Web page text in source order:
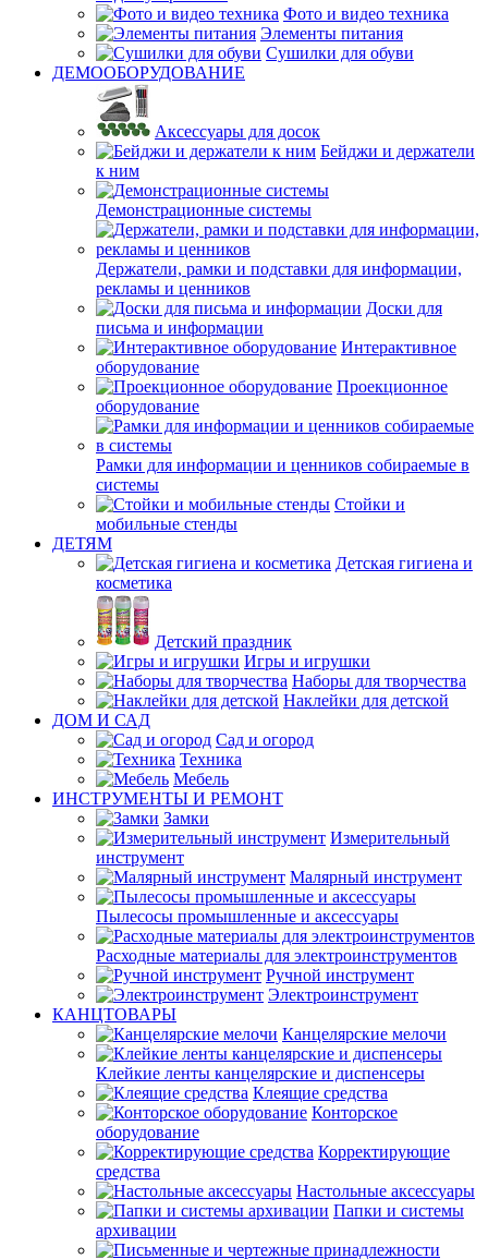
Фото и видео техника
Элементы питания
Сушилки для обуви
ДЕМООБОРУДОВАНИЕ
Аксессуары для досок
Бейджи и держатели
к ним
Демонстрационные системы
Держатели, рамки и подставки для информации,
рекламы и ценников
Доски для
письма и информации
Интерактивное
оборудование
Проекционное
оборудование
Рамки для информации и ценников собираемые в
системы
Стойки и
мобильные стенды
ДЕТЯМ
Детская гигиена и
косметика
Детский праздник
Игры и игрушки
Наборы для творчества
Наклейки для детской
ДОМ И САД
Сад и огород
Техника
Мебель
ИНСТРУМЕНТЫ И РЕМОНТ
Замки
Измерительный
инструмент
Малярный инструмент
Пылесосы промышленные и аксессуары
Расходные материалы для электроинструментов
Ручной инструмент
Электроинструмент
КАНЦТОВАРЫ
Канцелярские мелочи
Клейкие ленты канцелярские и диспенсеры
Клеящие средства
Конторское
оборудование
Корректирующие
средства
Настольные аксессуары
Папки и системы
архивации